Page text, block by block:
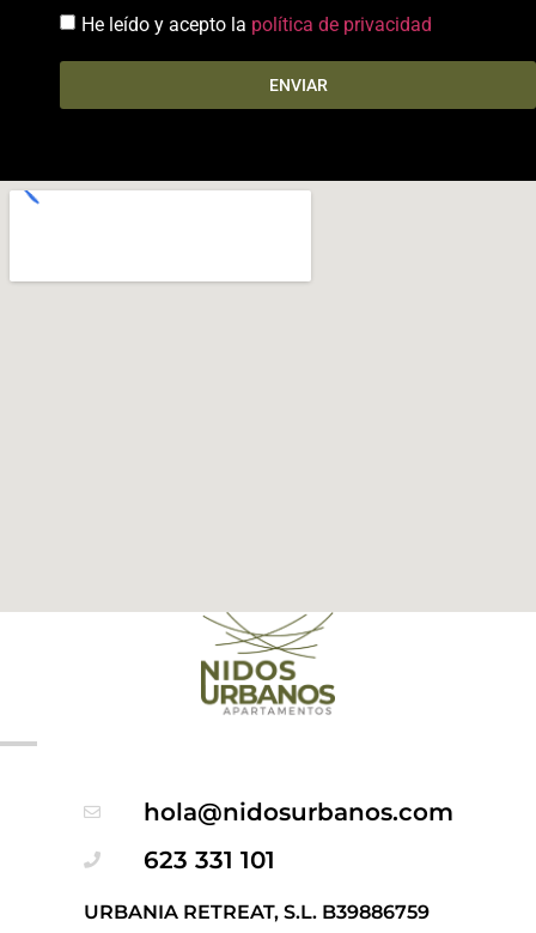
He leído y acepto la política de privacidad
ENVIAR
hola@nidosurbanos.com
623 331 101
URBANIA RETREAT, S.L. B39886759